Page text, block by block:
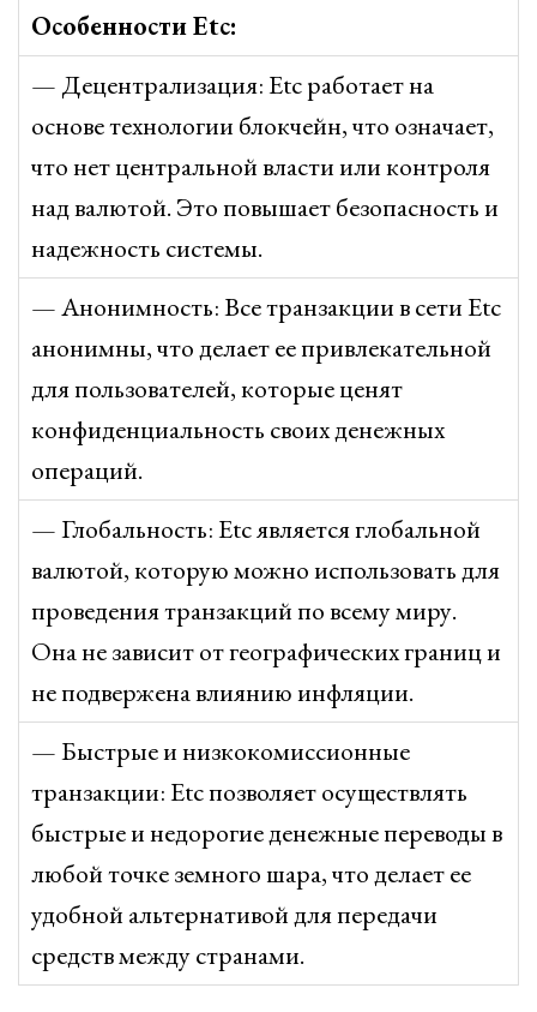
Особенности Etc:
— Децентрализация: Etc работает на
основе технологии блокчейн, что означает,
что нет центральной власти или контроля
над валютой. Это повышает безопасность и
надежность системы.
— Анонимность: Все транзакции в сети Etc
анонимны, что делает ее привлекательной
для пользователей, которые ценят
конфиденциальность своих денежных
операций.
— Глобальность: Etc является глобальной
валютой, которую можно использовать для
проведения транзакций по всему миру.
Она не зависит от географических границ и
не подвержена влиянию инфляции.
— Быстрые и низкокомиссионные
транзакции: Etc позволяет осуществлять
быстрые и недорогие денежные переводы в
любой точке земного шара, что делает ее
удобной альтернативой для передачи
средств между странами.